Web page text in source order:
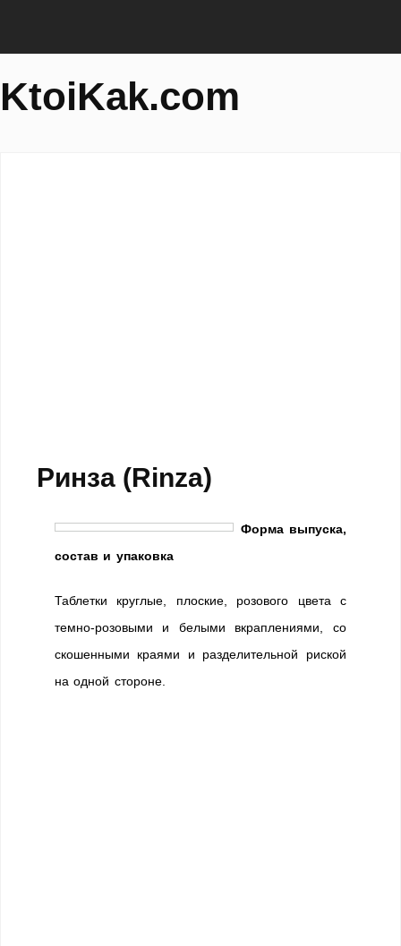
KtoiKak.com
Ринза (Rinza)
Форма выпуска,
состав и упаковка
Таблетки круглые, плоские, розового цвета с
темно-розовыми и белыми вкраплениями, со
скошенными краями и разделительной риской
на одной стороне.